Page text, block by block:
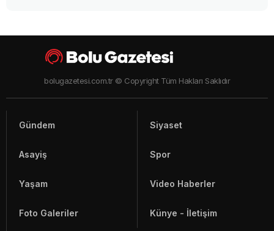
bolugazetesi.com.tr © Copyright Tüm Hakları Saklıdır
Gündem Siyaset
Asayiş Spor
Yaşam Video Haberler
Foto Galeriler Künye - İletişim